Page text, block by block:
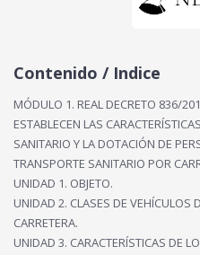
Contenido / Indice
MÓDULO 1. REAL DECRETO 836/
ESTABLECEN LAS
SANITARIO Y LA DOTACIÓN DE
TRANSPORTE SANITARIO POR
UNIDAD 1. OBJETO.
UNIDAD 2. CLASES DE VEHÍCULOS
CARRETERA.
UNIDAD 3. CARACTERÍSTICAS DE